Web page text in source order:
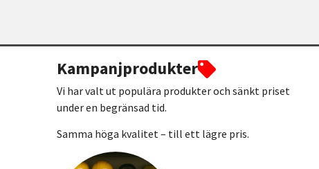
Kampanjprodukter
Vi har valt ut populära produkter och sänkt priset
under en begränsad tid.
Samma höga kvalitet – till ett lägre pris.